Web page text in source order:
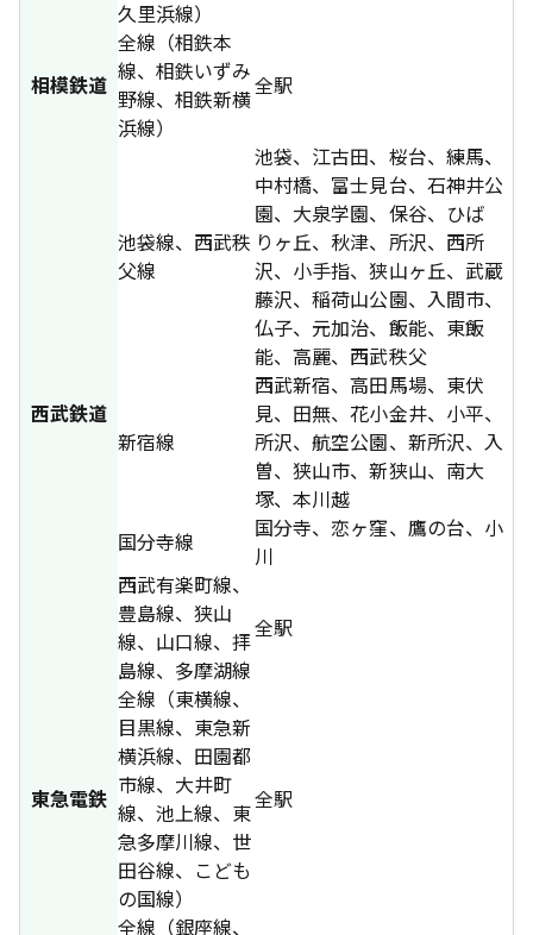
久里浜線）
相模鉄道
全線（相鉄本
線、相鉄いずみ
野線、相鉄新横
浜線）
全駅
西武鉄道
池袋線、西武秩
父線
池袋、江古田、桜台、練馬、
中村橋、富士見台、石神井公
園、大泉学園、保谷、ひば
りヶ丘、秋津、所沢、西所
沢、小手指、狭山ヶ丘、武蔵
藤沢、稲荷山公園、入間市、
仏子、元加治、飯能、東飯
能、高麗、西武秩父
新宿線
西武新宿、高田馬場、東伏
見、田無、花小金井、小平、
所沢、航空公園、新所沢、入
曽、狭山市、新狭山、南大
塚、本川越
国分寺線
国分寺、恋ヶ窪、鷹の台、小
川
西武有楽町線、
豊島線、狭山
線、山口線、拝
島線、多摩湖線
全駅
東急電鉄
全線（東横線、
目黒線、東急新
横浜線、田園都
市線、大井町
線、池上線、東
急多摩川線、世
田谷線、こども
の国線）
全駅
全線（銀座線、